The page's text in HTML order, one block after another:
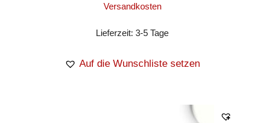
Versandkosten
Lieferzeit:3-5 Tage
Auf die Wunschliste setzen